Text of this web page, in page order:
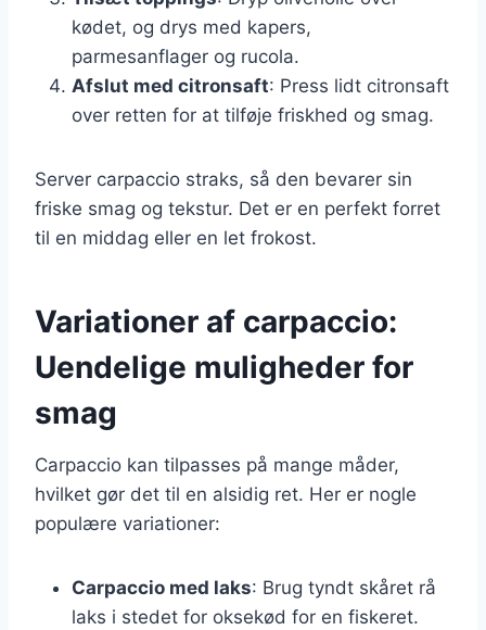
kødet, og drys med kapers,
parmesanflager og rucola.
Afslut med citronsaft: Press lidt citronsaft
over retten for at tilføje friskhed og smag.
Server carpaccio straks, så den bevarer sin
friske smag og tekstur. Det er en perfekt forret
til en middag eller en let frokost.
Variationer af carpaccio:
Uendelige muligheder for
smag
Carpaccio kan tilpasses på mange måder,
hvilket gør det til en alsidig ret. Her er nogle
populære variationer:
Carpaccio med laks: Brug tyndt skåret rå
laks i stedet for oksekød for en fiskeret.